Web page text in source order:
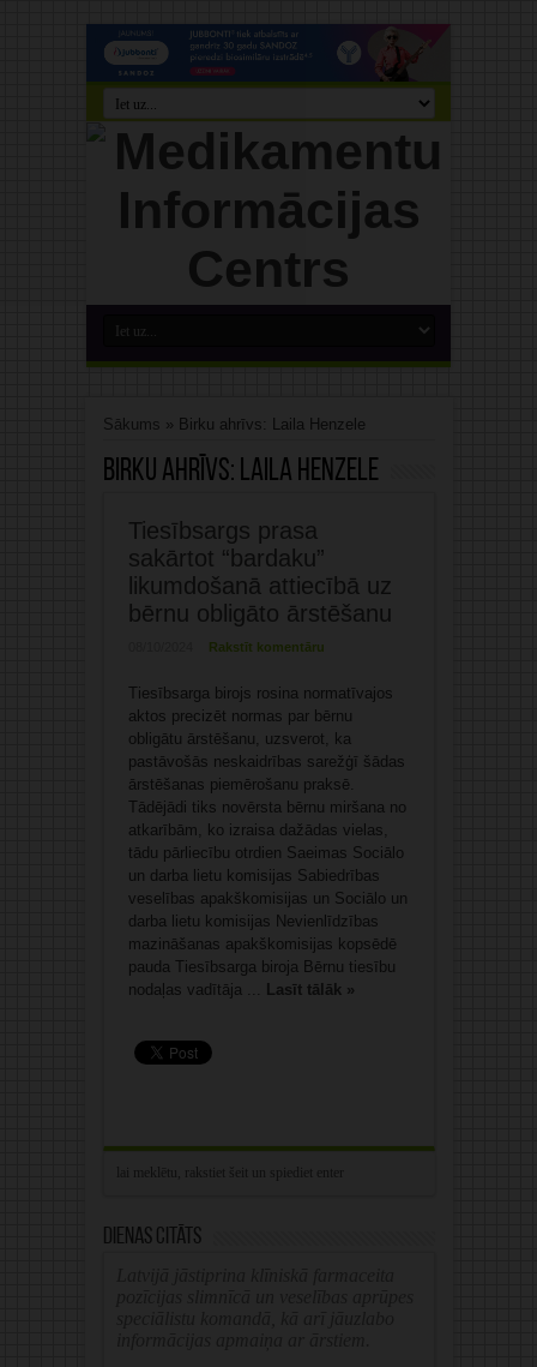
Sākums » Birku ahrīvs: Laila Henzele
Birku ahrīvs: Laila Henzele
Tiesībsargs prasa
sakārtot “bardaku”
likumdošanā attiecībā uz
bērnu obligāto ārstēšanu
Rakstīt komentāru
Tiesībsarga birojs rosina normatīvajos
aktos precizēt normas par bērnu
obligātu ārstēšanu, uzsverot, ka
pastāvošās neskaidrības sarežģī šādas
ārstēšanas piemērošanu praksē.
Tādējādi tiks novērsta bērnu miršana no
atkarībām, ko izraisa dažādas vielas,
tādu pārliecību otrdien Saeimas Sociālo
un darba lietu komisijas Sabiedrības
veselības apakškomisijas un Sociālo un
darba lietu komisijas Nevienlīdzības
mazināšanas apakškomisijas kopsēdē
pauda Tiesībsarga biroja Bērnu tiesību
nodaļas vadītāja ... Lasīt tālāk »
Dienas citāts